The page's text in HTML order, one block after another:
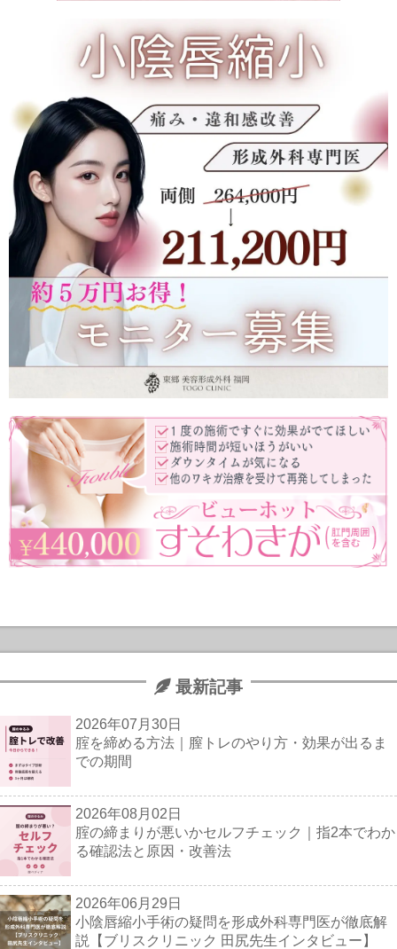
最新記事
2026年07月30日
腟を締める方法｜膣トレのやり方・効果が出るま
での期間
2026年08月02日
腟の締まりが悪いかセルフチェック｜指2本でわか
る確認法と原因・改善法
2026年06月29日
小陰唇縮小手術の疑問を形成外科専門医が徹底解
説【ブリスクリニック 田尻先生インタビュー】